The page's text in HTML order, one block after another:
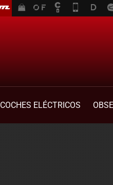
COCHES ELÉCTRICOS